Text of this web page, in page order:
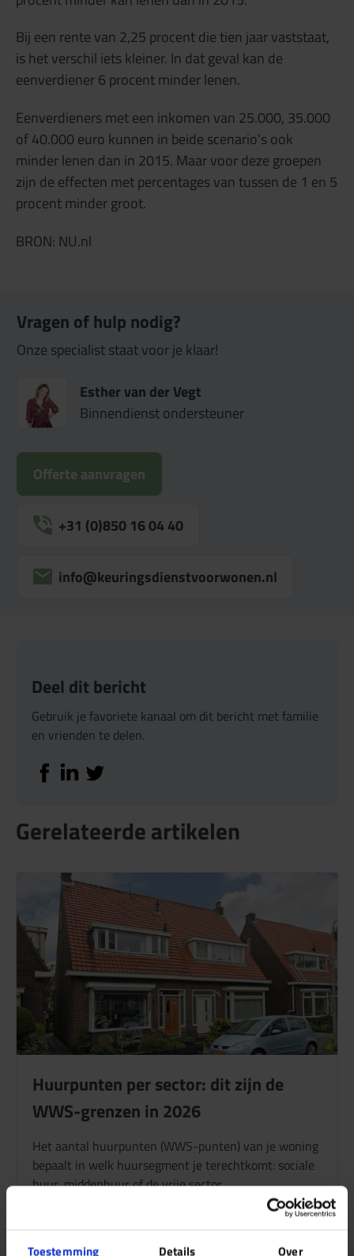
Toestemming Details Over
Bij een rente van 2,25 procent die tien jaar vaststaat,
is het verschil iets kleiner. In dat geval kan de
eenverdiener 6 procent minder lenen.
Eenverdieners met een inkomen van 25.000, 35.000
of 40.000 euro kunnen in beide scenario's ook
minder lenen dan in 2015. Maar voor deze groepen
zijn de effecten met percentages van tussen de 1 en 5
procent minder groot.
BRON: NU.nl
Vragen of hulp nodig?
Onze specialist staat voor je klaar!
Esther van der Vegt
Binnendienst ondersteuner
Offerte aanvragen
+31 (0)850 16 04 40
info@keuringsdienstvoorwonen.nl
Deel dit bericht
Gebruik je favoriete kanaal om dit bericht met familie
en vrienden te delen.
Deel op Facebook
Deel op Linkedin
Deel op Twitter
Gerelateerde artikelen
Huurpunten per sector: dit zijn de
WWS-grenzen in 2026
Het aantal huurpunten (WWS-punten) van je woning
bepaalt in welk huursegment je terechtkomt: sociale
huur, middenhuur of de vrije sector.…